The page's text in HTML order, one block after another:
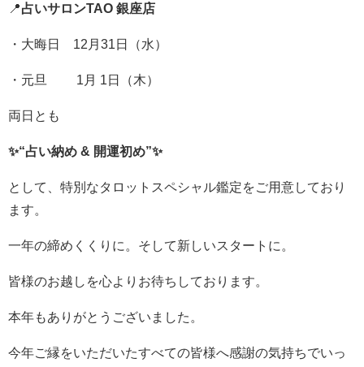
📍占いサロンTAO 銀座店
・大晦日 12月31日（水）
・元旦 1月 1日（木）
両日とも
✨“占い納め & 開運初め”✨
として、特別なタロットスペシャル鑑定をご用意しており
ます。
一年の締めくくりに。そして新しいスタートに。
皆様のお越しを心よりお待ちしております。
本年もありがとうございました。
今年ご縁をいただいたすべての皆様へ感謝の気持ちでいっ